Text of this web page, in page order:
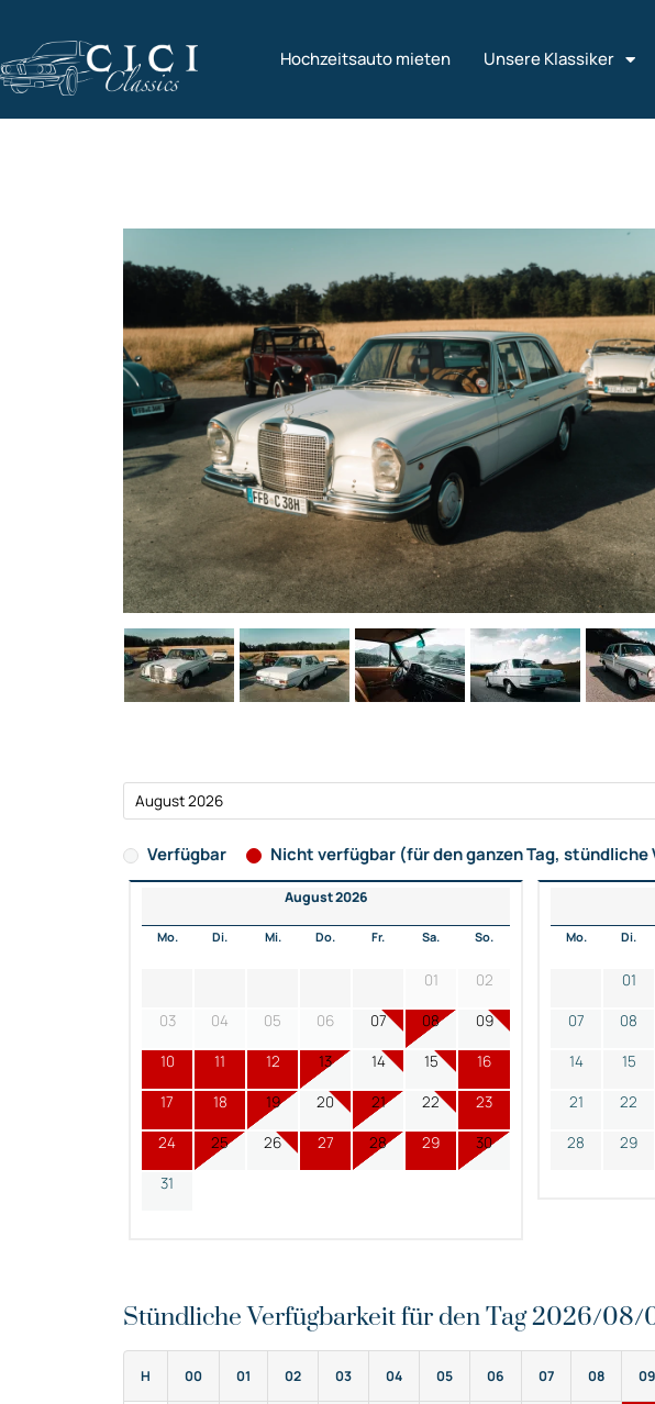
Hochzeitsauto mieten Unsere Klassiker
Verfügbar Nicht verfügbar (für den ganzen Tag,
August 2026
Mo. Di. Mi. Do. Fr. Sa. So.
01 02
03 04 05 06 07 08 09
10 11 12 13 14 15 16
17 18 19 20 21 22 23
24 25 26 27 28 29 30
31
Mo. Di.
01
07 08
14 15
21 22
28 29
Stündliche Verfügbarkeit für den Tag 2026/08/
H 00 01 02 03 04 05 06 07 08 09